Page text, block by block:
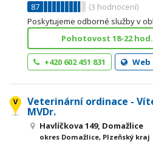
87
(3 hodnocení)
Poskytujeme odborné služby v
Pohotovost 18-22 hod.
+420 602 451 831 Web
Veterinární ordinace -
MVDr.
Havlíčkova 149, Domažlice
okres Domažlice, Plzeňský kraj